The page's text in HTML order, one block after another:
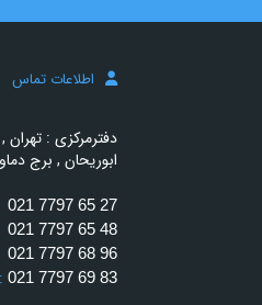
اطلاعات تماس
دفترمرکزی : تهران
ابوریحان , برج دماوند ,
021 7797 65 27
021 7797 65 48
021 7797 68 96
021 7797 69 83